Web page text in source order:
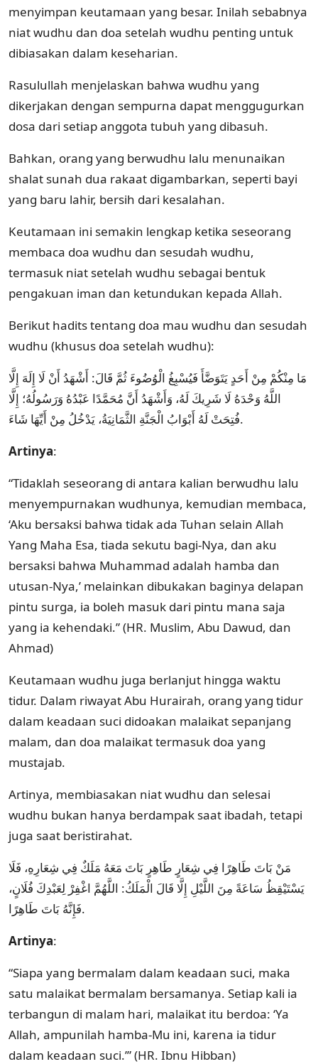
menyimpan keutamaan yang besar. Inilah sebabnya
niat wudhu dan doa setelah wudhu penting untuk
dibiasakan dalam keseharian.
Rasulullah menjelaskan bahwa wudhu yang
dikerjakan dengan sempurna dapat menggugurkan
dosa dari setiap anggota tubuh yang dibasuh.
Bahkan, orang yang berwudhu lalu menunaikan
shalat sunah dua rakaat digambarkan, seperti bayi
yang baru lahir, bersih dari kesalahan.
Keutamaan ini semakin lengkap ketika seseorang
membaca doa wudhu dan sesudah wudhu,
termasuk niat setelah wudhu sebagai bentuk
pengakuan iman dan ketundukan kepada Allah.
Berikut hadits tentang doa mau wudhu dan sesudah
wudhu (khusus doa setelah wudhu):
مَا مِنْكُمْ مِنْ أَحَدٍ يَتَوَضَّأَ فَيُسْبِغُ الْوُضُوءَ ثُمَّ قَالَ: أَشْهَدُ أَنْ لَا إِلَهَ إِلَّا
اللَّهُ وَحْدَهُ لَا شَرِيكَ لَهُ، وَأَشْهَدُ أَنَّ مُحَمَّدًا عَبْدُهُ وَرَسُولُهُ؛ إِلَّا
فُتِحَتْ لَهُ أَبْوَابُ الْجَنَّةِ الثَّمَانِيَةُ، يَدْخُلُ مِنْ أَيِّهَا شَاءَ.
Artinya:
“Tidaklah seseorang di antara kalian berwudhu lalu
menyempurnakan wudhunya, kemudian membaca,
‘Aku bersaksi bahwa tidak ada Tuhan selain Allah
Yang Maha Esa, tiada sekutu bagi-Nya, dan aku
bersaksi bahwa Muhammad adalah hamba dan
utusan-Nya,’ melainkan dibukakan baginya delapan
pintu surga, ia boleh masuk dari pintu mana saja
yang ia kehendaki.” (HR. Muslim, Abu Dawud, dan
Ahmad)
Keutamaan wudhu juga berlanjut hingga waktu
tidur. Dalam riwayat Abu Hurairah, orang yang tidur
dalam keadaan suci didoakan malaikat sepanjang
malam, dan doa malaikat termasuk doa yang
mustajab.
Artinya, membiasakan niat wudhu dan selesai
wudhu bukan hanya berdampak saat ibadah, tetapi
juga saat beristirahat.
مَنْ بَاتَ طَاهِرًا فِي شِعَارٍ طَاهِرٍ بَاتَ مَعَهُ مَلَكٌ فِي شِعَارِهِ، فَلَا
يَسْتَيْقِظُ سَاعَةً مِنَ اللَّيْلِ إِلَّا قَالَ الْمَلَكُ: اللَّهُمَّ اغْفِرْ لِعَبْدِكَ فُلَانٍ،
فَإِنَّهُ بَاتَ طَاهِرًا.
Artinya:
“Siapa yang bermalam dalam keadaan suci, maka
satu malaikat bermalam bersamanya. Setiap kali ia
terbangun di malam hari, malaikat itu berdoa: ‘Ya
Allah, ampunilah hamba-Mu ini, karena ia tidur
dalam keadaan suci.’” (HR. Ibnu Hibban)